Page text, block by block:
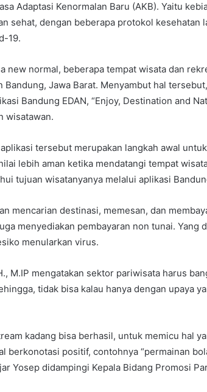
Adaptasi Kenormalan Baru (AKB). Yaitu
sehat, dengan beberapa protokol kesehatan
19.
new normal, beberapa tempat wisata dan
Jawa Barat. Menyambut hal
Bandung EDAN, “Enjoy, Destination and
wisatawan.
tersebut merupakan langkah awal
lebih aman ketika mendatangi tempat
tujuan wisatanyanya melalui aplikasi
mencarian destinasi, memesan, dan
menyediakan pembayaran non tunai. Yang
menularkan virus.
M.IP mengatakan sektor pariwisata harus
tidak bisa kalau hanya dengan upaya
kadang bisa berhasil, untuk memicu hal
berkonotasi positif, contohnya “permainan
Yosep didampingi Kepala Bidang Promosi